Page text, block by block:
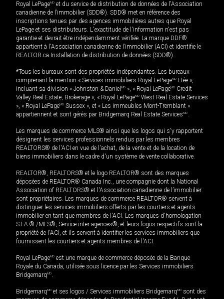
Royal LePageMD et du service de distribution de données de l'Association
canadienne de l’immobilier (SDD®). SDD® met en référence des
inscriptions tenues par des agences immobilières autres que Royal
LePage et ses distributeurs. L'exactitude de l'information n'est pas
garantie et devrait être indépendamment vérifiée. La marque DDF®
appartient à l'Association canadienne de l’immobilier (ACI) et identifie le
REALTOR.ca Installation de distribution de données (SDD®).
*Tous les bureaux sont des propriétés indépendantes. Les bureaux
comprenant la mention « Services immobiliers Royal LePageMD Ltée »,
incluant sa division « Johnston & Daniel MD », « Royal LePageMD Credit
Valley Real Estate, Brokerage », « Royal LePageMD West Real Estate Services
», « Royal LePageMD Sussex », et « Les immeubles Mont-Tremblant »
appartiennent et sont gérés par Bridgemarq Real Estate ServicesMD.
Les marques de commerce MLS® ainsi que les logos qui s'y rapportent
désignent les services professionnels rendus par les membres
REALTORS® de l'ACI en vue de l'achat, de la vente et de la location de
biens immobiliers dans le cadre d'un système de vente collaborative.
REALTOR®, REALTORS® et le logo REALTOR® sont des marques
déposées de REALTOR® Canada Inc., une compagnie dont la National
Association of REALTORS® et l'Association canadienne de l’immobilier
sont propriétaires. Les marques de commerce REALTOR® servent à
distinguer les services immobiliers offerts par les courtiers et agents
immobilier en tant que membres de l'ACI. Les marques d'homologation
S.I.A.® /MLS®, Service inter-agences®, et leurs logos respectifs sont la
propriété de l'ACI, et ils servent à identifier les services immobiliers que
fournissent les courtiers et agents membres de l'ACI.
Royal LePageMD est une marque de commerce déposée de la Banque
Royale du Canada, utilisée sous licence par les Services immobiliers
BridgemarqMD.
BridgemarqMD et ses logos / Services immobiliers BridgemarqMD sont des